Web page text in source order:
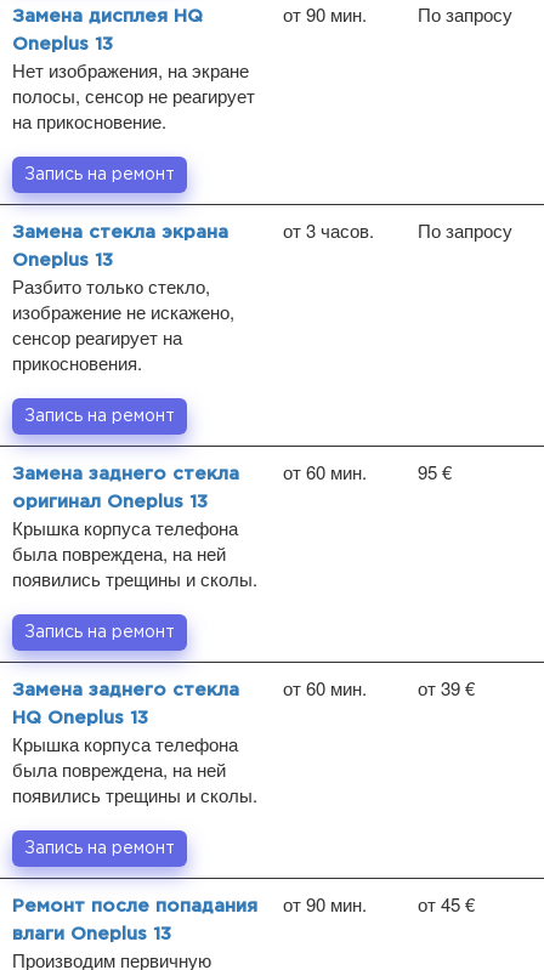
Замена дисплея HQ
Oneplus 13
Нет изображения, на экране
полосы, сенсор не реагирует
на прикосновение.
от 90 мин. По запросу
Запись на ремонт
Замена стекла экрана
Oneplus 13
Разбито только стекло,
изображение не искажено,
сенсор реагирует на
прикосновения.
от 3 часов. По запросу
Запись на ремонт
Замена заднего стекла
оригинал Oneplus 13
Крышка корпуса телефона
была повреждена, на ней
появились трещины и сколы.
от 60 мин. 95 €
Запись на ремонт
Замена заднего стекла
HQ Oneplus 13
Крышка корпуса телефона
была повреждена, на ней
появились трещины и сколы.
от 60 мин. от 39 €
Запись на ремонт
Ремонт после попадания
влаги Oneplus 13
Производим первичную
от 90 мин. от 45 €